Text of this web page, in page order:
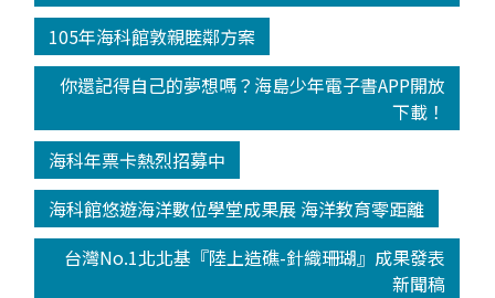
105年海科館敦親睦鄰方案
你還記得自己的夢想嗎？海島少年電子書APP開放
下載！
海科年票卡熱烈招募中
海科館悠遊海洋數位學堂成果展 海洋教育零距離
台灣No.1北北基『陸上造礁-針織珊瑚』成果發表
新聞稿